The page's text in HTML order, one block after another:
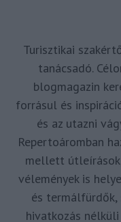
Turisztikai
tanácsadó.
blogmagazin
forrásul és
és az utazni
Repertoáromban
mellett
vélemények is
és termálfürdők,
hivatkozás